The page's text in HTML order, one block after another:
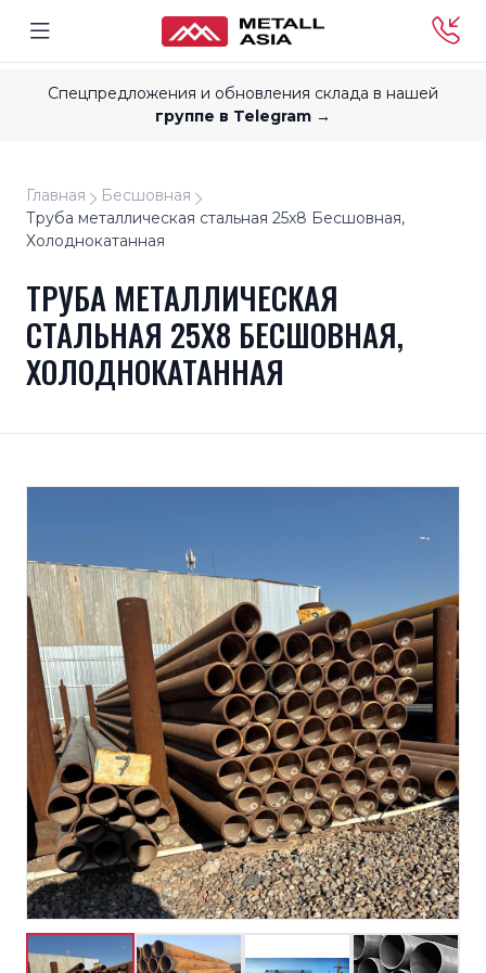
Спецпредложения и обновления склада в нашей
группе в Telegram →
Главная
Бесшовная
Труба металлическая стальная 25x8 Бесшовная,
Холоднокатанная
ТРУБА МЕТАЛЛИЧЕСКАЯ
СТАЛЬНАЯ 25X8 БЕСШОВНАЯ,
ХОЛОДНОКАТАННАЯ